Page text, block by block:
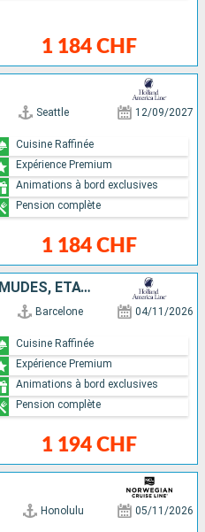
1 184 CHF
Seattle 12/09/2027
1 184 CHF
Cuisine Raffinée
Expérience Premium
Animations à bord exclusives
Pension complète
ESPAGNE, GIBRALTAR, BERMUDES, ÉTATS-UNIS
Barcelone 04/11/2026
1 194 CHF
Cuisine Raffinée
Expérience Premium
Animations à bord exclusives
Pension complète
Honolulu 05/11/2026